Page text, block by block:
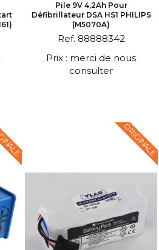
Pile 9V 4,2Ah Pour
Défibrillateur DSA HS1 PHILIPS
(M5070A)
Ref. 88888342
Prix : merci de nous
consulter
ORIGINALE